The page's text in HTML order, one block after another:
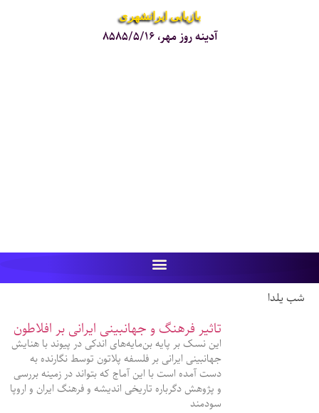
بازیابی ایرانشهری
آدینه روز مهر، ۸۵۸۵/۵/۱۶
شب یلدا
تاثیر فرهنگ و جهانبینی ایرانی بر افلاطون
این نسک بر پایه بن‌مایه‌های اندکی در پیوند با هنایش
جهانبینی ایرانی بر فلسفه پلاتون توسط نگارنده به
دست آمده است با این آماج که بتواند در زمینه بررسی
و پژوهش دگرباره تاریخی اندیشه و فرهنگ ایران و اروپا
سودمند